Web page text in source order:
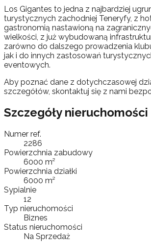
Los Gigantes to jedna z najbardziej
turystycznych zachodniej Teneryfy, z
gastronomią nastawioną na
wielkości, z już wybudowaną
zarówno do dalszego prowadzenia
jak i do innych zastosowań
eventowych.
Aby poznać dane z dotychczasowej
szczegółów, skontaktuj się z nami
Szczegóły nieruchomości
Numer ref.
2286
Powierzchnia zabudowy
6000 m²
Powierzchnia działki
6000 m²
Sypialnie
12
Typ nieruchomości
Biznes
Status nieruchomości
Na Sprzedaż